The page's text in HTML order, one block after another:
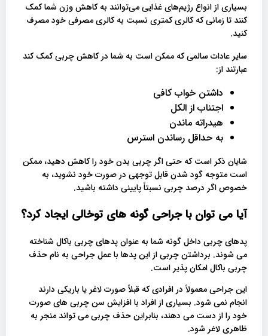
بسیاری از انواع رژیم‌های غذایی می‌توانند به کاهش وزن شما کمک
کنند تا زمانی که کالری کمتری نسبت به کالری مصرفی خود مصرف
کنید.
سایر عادات سالمی که ممکن است به شما در کاهش چربی کمک کند
عبارتند از:
داشتن خواب کافی
اجتناب از الکل
هیدراته ماندن
به حداقل رساندن استرس
شایان ذکر است که حتی اگر چربی بدن خود را کاهش دهید، ممکن
است متوجه گود شدن قابل توجهی در صورت خود نشوید، به
خصوص اگر درصد چربی نسبتاً پایینی داشته باشید.
آیا می توان با جراحی گونه های توخالی ایجاد کرد؟
پدهای چربی داخل گونه شما به عنوان پدهای چربی باکال شناخته
می شوند. برداشتن چربی از این پدها با عمل جراحی به نام حذف
چربی باکال امکان پذیر است.
این جراحی معمولاً در افرادی که قبلاً صورت لاغر یا باریکی دارند
انجام نمی شود. بسیاری از افراد با افزایش سن چربی های صورت
خود را از دست می دهند، بنابراین حذف چربی می تواند منجر به
ظاهری لاغر شود.